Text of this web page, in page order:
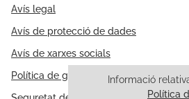
Informació
Política
Avís legal
Avís de protecció de dades
Avís de xarxes socials
Política de galetes